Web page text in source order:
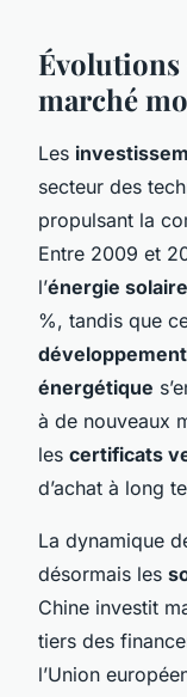
Évolutions
marché
Les
secteur des
propulsant la
Entre 2009 et
l’énergie
%, tandis que
développement
énergétique
à de nouveaux
les certificats
d’achat à long
La dynamique
désormais les
Chine investit
tiers des
l’Union